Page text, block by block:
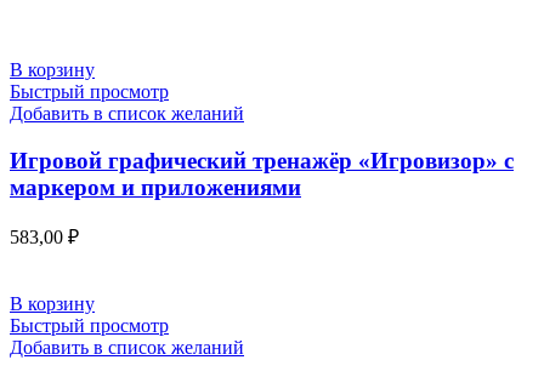
В корзину
Быстрый просмотр
Добавить в список желаний
Игровой графический тренажёр «Игровизор» с
маркером и приложениями
583,00 ₽
В корзину
Быстрый просмотр
Добавить в список желаний